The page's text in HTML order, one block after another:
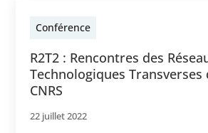
Conférence
R2T2 : Rencontres des
Technologiques Transverses
CNRS
22 juillet 2022